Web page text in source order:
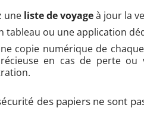
une liste de voyageà jour la
tableau ou une application
copie numérique de
en cas de perte ou
des papiers ne sont